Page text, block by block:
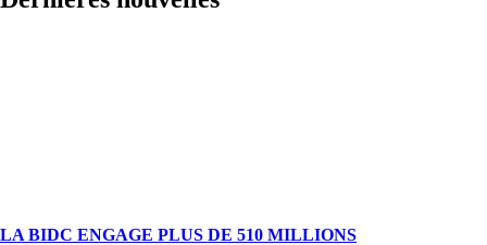
LA BIDC ENGAGE PLUS DE 510 MILLIONS